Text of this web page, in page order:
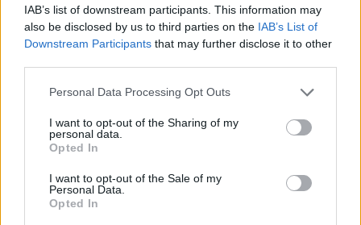
IAB’s list of downstream participants. This information may
also be disclosed by us to third parties on the IAB’s List of
Downstream Participants that may further disclose it to other
Please note that this website/app uses one or more Google
not limited to your visit or usage behaviour. You may click to
grant or deny consent to Google and its third-party tags to
use your data for below specified purposes in below Google
consent section.
Personal Data Processing Opt Outs
I want to opt-out of the Sharing of my
personal data.
Opted In
I want to opt-out of the Sale of my
Personal Data.
Opted In
Την δική μου καλή προστατευτική σκέψη εγώ, θέλω
να την στείλω σε εσένα που βλέπεις άλλη μια
ανακοίνωση εγκυμοσύνης στο ινσταγκραμ και
θέλεις πολύ να χαρείς αλλά υπάρχει ένα αγκάθι
του άλλου. Σε νιώθω. Και σε καταλαβαίνω. Σέβομαι
τον αγώνα σου, τις προσπάθειες σου, τις ορμόνες
σου, την επιθυμία σου, την επιμονή σου και την
υπομονή σου. Ο δρόμος για να γίνεις μάνα δεν
είναι μόνο ένας… και θα τα καταφέρεις!» έγραψε η